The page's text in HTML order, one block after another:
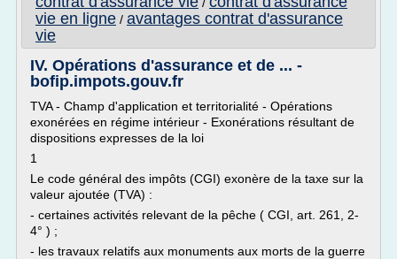
vie en ligne / avantages contrat d'assurance
vie
IV. Opérations d'assurance et de ... -
bofip.impots.gouv.fr
TVA - Champ d'application et territorialité - Opérations
exonérées en régime intérieur - Exonérations résultant de
dispositions expresses de la loi
1
Le code général des impôts (CGI) exonère de la taxe sur la
valeur ajoutée (TVA) :
- certaines activités relevant de la pêche ( CGI, art. 261, 2-
4° ) ;
- les travaux relatifs aux monuments aux morts de la guerre